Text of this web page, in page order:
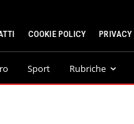
COOKIE POLICY
Sport Rubriche